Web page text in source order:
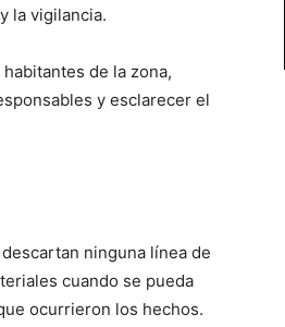
la vigilancia.
de la zona,
y esclarecer el
ninguna línea de
cuando se pueda
ocurrieron los hechos.